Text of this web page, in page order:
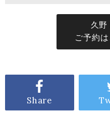
久野
ご予約
Share